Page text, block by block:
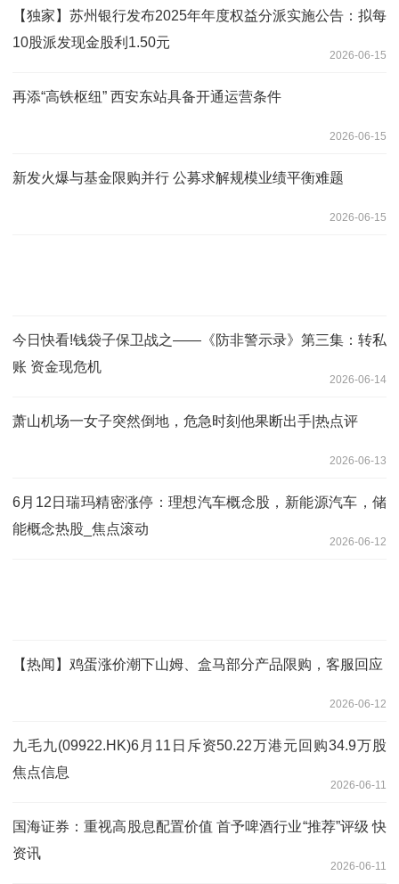
【独家】苏州银行发布2025年年度权益分派实施公告：拟每
10股派发现金股利1.50元
2026-06-15
再添“高铁枢纽” 西安东站具备开通运营条件
2026-06-15
新发火爆与基金限购并行 公募求解规模业绩平衡难题
2026-06-15
今日快看!钱袋子保卫战之——《防非警示录》第三集：转私
账 资金现危机
2026-06-14
萧山机场一女子突然倒地，危急时刻他果断出手|热点评
2026-06-13
6月12日瑞玛精密涨停：理想汽车概念股，新能源汽车，储
能概念热股_焦点滚动
2026-06-12
【热闻】鸡蛋涨价潮下山姆、盒马部分产品限购，客服回应
2026-06-12
九毛九(09922.HK)6月11日斥资50.22万港元回购34.9万股
焦点信息
2026-06-11
国海证券：重视高股息配置价值 首予啤酒行业“推荐”评级 快
资讯
2026-06-11